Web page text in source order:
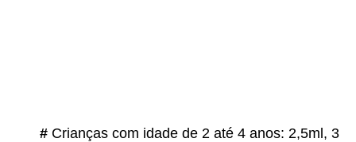
# Crianças com idade de 2 até 4 anos: 2,5ml, 3